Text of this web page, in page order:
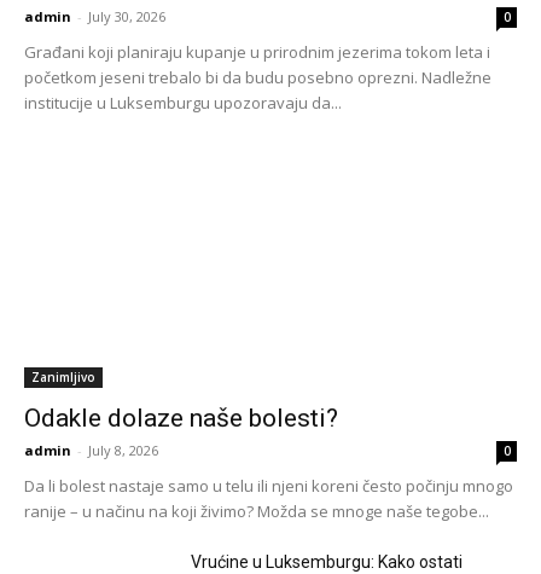
admin - July 30, 2026 0
Građani koji planiraju kupanje u prirodnim jezerima tokom leta i
početkom jeseni trebalo bi da budu posebno oprezni. Nadležne
institucije u Luksemburgu upozoravaju da...
Zanimljivo
Odakle dolaze naše bolesti?
admin - July 8, 2026 0
Da li bolest nastaje samo u telu ili njeni koreni često počinju mnogo
ranije – u načinu na koji živimo? Možda se mnoge naše tegobe...
Vrućine u Luksemburgu: Kako ostati